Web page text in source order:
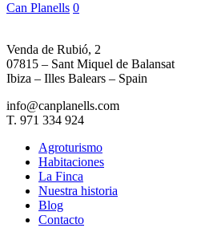
Can Planells 0
Venda de Rubió, 2
07815 – Sant Miquel de Balansat
Ibiza – Illes Balears – Spain
info@canplanells.com
T. 971 334 924
Agroturismo
Habitaciones
La Finca
Nuestra historia
Blog
Contacto